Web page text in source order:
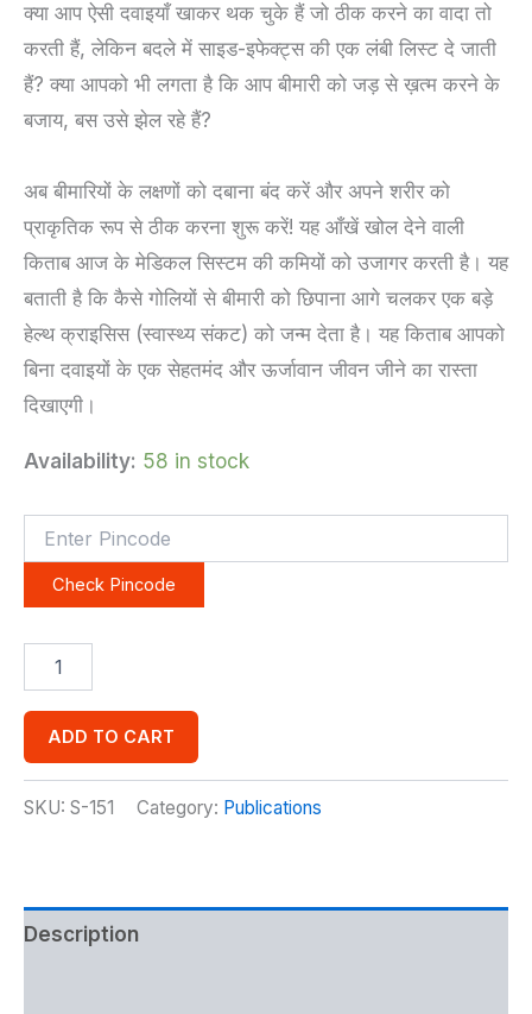
क्या आप ऐसी दवाइयाँ खाकर थक चुके हैं जो ठीक करने का वादा तो
करती हैं, लेकिन बदले में साइड-इफेक्ट्स की एक लंबी लिस्ट दे जाती
हैं? क्या आपको भी लगता है कि आप बीमारी को जड़ से ख़त्म करने के
बजाय, बस उसे झेल रहे हैं?
अब बीमारियों के लक्षणों को दबाना बंद करें और अपने शरीर को
प्राकृतिक रूप से ठीक करना शुरू करें! यह आँखें खोल देने वाली
किताब आज के मेडिकल सिस्टम की कमियों को उजागर करती है। यह
बताती है कि कैसे गोलियों से बीमारी को छिपाना आगे चलकर एक बड़े
हेल्थ क्राइसिस (स्वास्थ्य संकट) को जन्म देता है। यह किताब आपको
बिना दवाइयों के एक सेहतमंद और ऊर्जावान जीवन जीने का रास्ता
दिखाएगी।
Availability: 58 in stock
Check Pincode
ADD TO CART
SKU: S-151 Category: Publications
Description